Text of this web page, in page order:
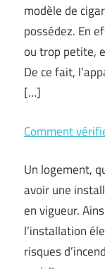
modèle de
possédez. En
ou trop petite,
De ce fait,
[…]
Comment
Un logement,
avoir une
en vigueur.
l’installation
risques